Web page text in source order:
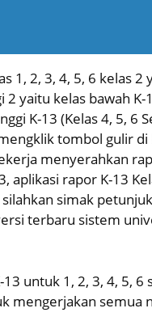
1, 2, 3, 4, 5, 6 kelas 2
2 yaitu kelas bawah
K-13 (Kelas 4, 5, 6
tombol gulir di
menyerahkan
aplikasi rapor K-13
simak
terbaru sistem
untuk 1, 2, 3, 4, 5, 6
mengerjakan semua